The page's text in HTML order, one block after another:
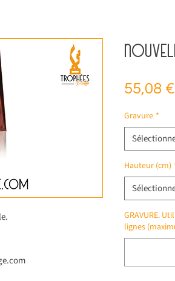
55,08 €
Gravure *
Hauteur (cm)
GRAVURE.
lignes